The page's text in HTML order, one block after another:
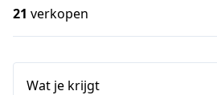
21 verkopen
Wat je krijgt